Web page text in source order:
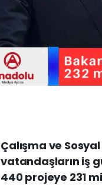
Çalışma ve
vatandaşların iş
440 projeye 231